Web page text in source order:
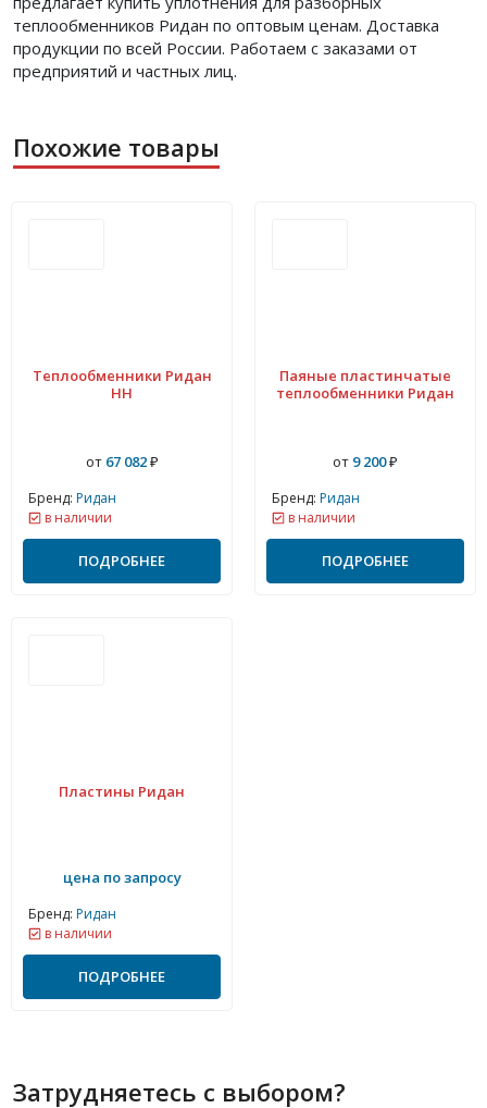
теплообменников Ридан по оптовым ценам. Доставка
продукции по всей России. Работаем с заказами от
предприятий и частных лиц.
Похожие товары
Теплообменники Ридан
НН
от67 082₽
Бренд: Ридан
в наличии
ПОДРОБНЕЕ
Паяные пластинчатые
теплообменники Ридан
от 9 200₽
Бренд: Ридан
в наличии
ПОДРОБНЕЕ
Пластины Ридан
цена по запросу
Бренд: Ридан
в наличии
ПОДРОБНЕЕ
Затрудняетесь с выбором?